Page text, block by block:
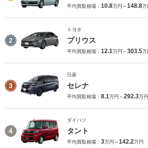
平均買取相場： 10.8万円～148.8万
2
トヨタ
プリウス
平均買取相場： 12.1万円～303.5万
3
日産
セレナ
平均買取相場： 8.1万円～292.3万円
4
ダイハツ
タント
平均買取相場： 3万円～142.2万円